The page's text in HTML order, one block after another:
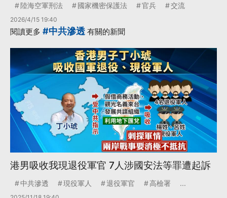
陸海空軍刑法 國家機密保護法 官兵 交流
2026/4/15 19:40
閱讀更多 #中共滲透 有關的新聞
港男吸收我現退役軍官 7人涉國安法等罪遭起訴
中共滲透 現役軍人 退役軍官 高檢署 ...